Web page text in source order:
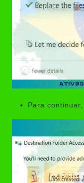
Para